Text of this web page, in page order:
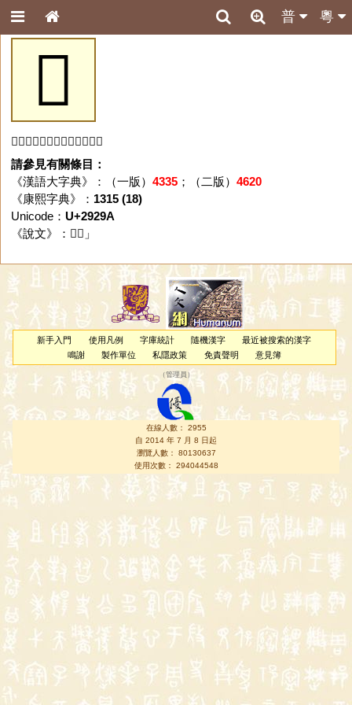
粵
普
𩊚
「𩊚」字未收錄於本資料庫。
請參見有關條目：
《漢語大字典》：（一版） 4335；（二版） 4620
《康熙字典》： 1315 (18)
Unicode： U+2929A
《說文》：「 𩊚 」
新手入門 使用凡例 字庫統計 隨機漢字
最近被搜索的漢字
鳴謝
製作單位 私隱政策 免責聲明 意見簿
（管理員 ）
在線人數： 2955
自 2014 年 7 月 8 日起
瀏覽人數： 80130637
使用次數： 294044548